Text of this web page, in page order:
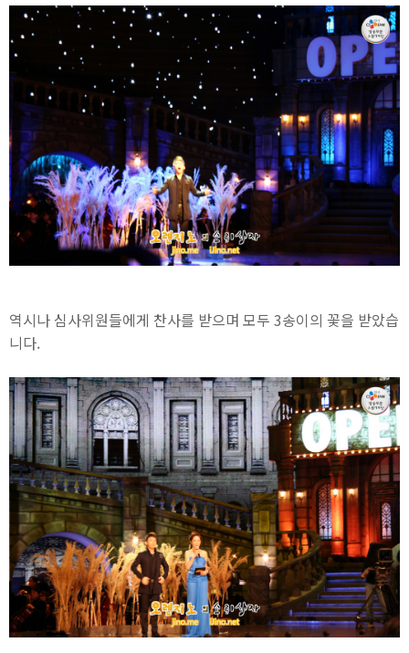
역시나 심사위원들에게 찬사를 받으며 모두 3송이의 꽃을 받았습
니다.